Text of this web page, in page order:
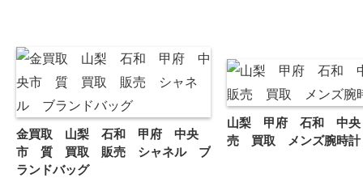
金買取 山梨 石和 甲府 中央
市 質 買取 販売 シャネル ブ
ランドバッグ
山梨 甲府 石和 中
売 買取 メンズ腕時計